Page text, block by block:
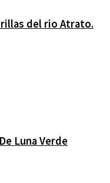
del rio Atrato.
Luna Verde